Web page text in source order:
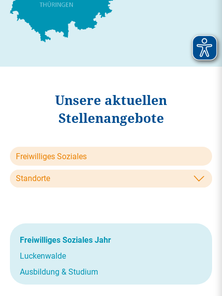
Unsere aktuellen
Stellenangebote
Standorte
Freiwilliges Soziales Jahr
Luckenwalde
Ausbildung & Studium